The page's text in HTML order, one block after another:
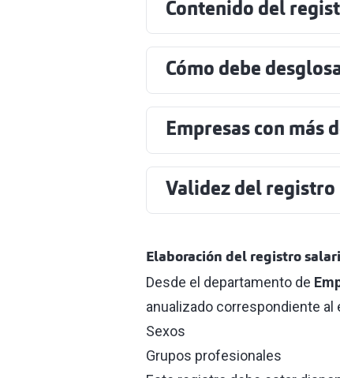
Contenido del
Cómo debe
Empresas con más
Validez del
Elaboración del registro
Desde el departamento de
anualizado correspondiente
Sexos
Grupos profesionales